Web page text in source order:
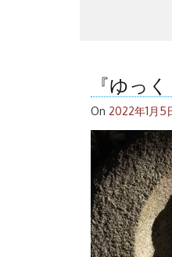
『ゆっ
On 2022年1月5